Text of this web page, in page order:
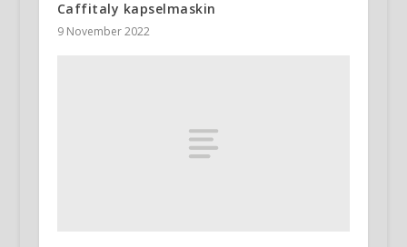
Caffitaly kapselmaskin
9 November 2022